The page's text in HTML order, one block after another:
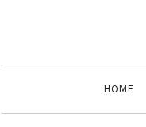
HOME